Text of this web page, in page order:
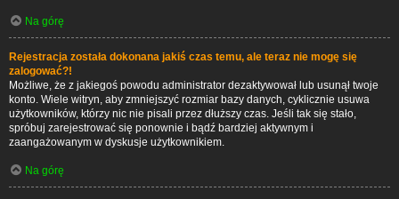
Na górę
Rejestracja została dokonana jakiś czas temu, ale teraz nie mogę się
zalogować?!
Możliwe, że z jakiegoś powodu administrator dezaktywował lub usunął twoje
konto. Wiele witryn, aby zmniejszyć rozmiar bazy danych, cyklicznie usuwa
użytkowników, którzy nic nie pisali przez dłuższy czas. Jeśli tak się stało,
spróbuj zarejestrować się ponownie i bądź bardziej aktywnym i
zaangażowanym w dyskusje użytkownikiem.
Na górę